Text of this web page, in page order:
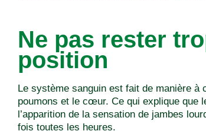
Ne pas rester
position
Le système sanguin est fait de manière
poumons et le cœur. Ce qui explique que
l’apparition de la sensation de jambes
fois toutes les heures.